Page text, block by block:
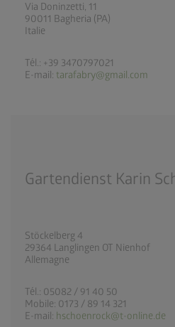
Via Doninzetti, 11
90011 Bagheria (PA)
Italie
Tél.: +39 3470797021
E-mail: tarafabry@gmail.com
Gartendienst Karin
Stöckelberg 4
29364 Langlingen OT Nienhof
Allemagne
Tél.: 05082 / 91 40 50
Mobile: 0173 / 89 14 321
E-mail: hschoenrock@t-online.de